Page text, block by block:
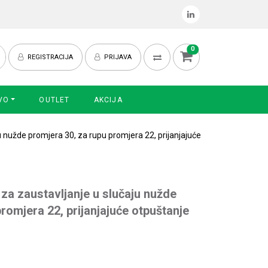
REGISTRACIJA PRIJAVA
0
OUTLET AKCIJA
promjera 30, za rupu promjera 22, prijanjajuće
zaustavljanje u slučaju nužde
22, prijanjajuće otpuštanje